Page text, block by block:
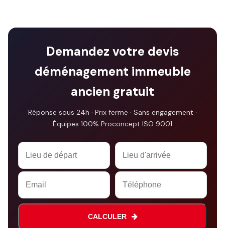
Demandez votre devis
déménagement immeuble
ancien gratuit
Réponse sous 24h · Prix ferme · Sans engagement ·
Équipes 100% Proconcept ISO 9001
Email
CALCULER